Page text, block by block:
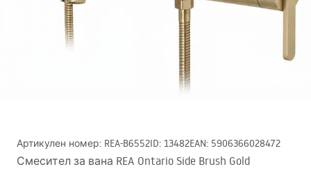
Артикулен номер: REA-B6552ID: 13482EAN: 5906366028472
Смесител за вана REA Ontario Side Brush Gold